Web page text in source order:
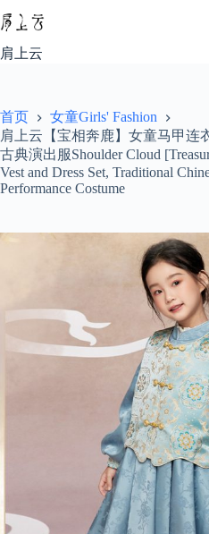
至
内
容
肩上云
首页
女童Girls' Fashion
肩上云【宝相奔鹿】女童马甲连
古典演出服Shoulder Cloud
Vest and Dress Set, Traditional
Performance Costume